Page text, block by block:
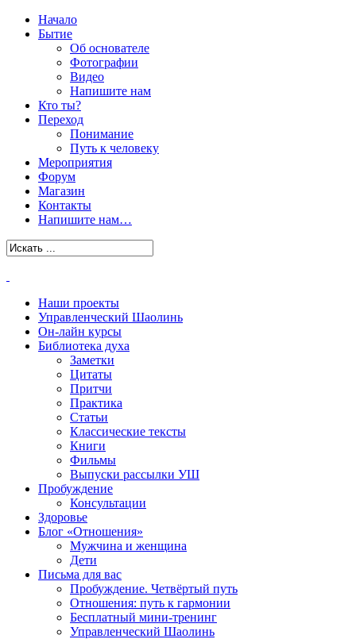
Начало
Бытие
Об основателе
Фотографии
Видео
Напишите нам
Кто ты?
Переход
Понимание
Путь к человеку
Мероприятия
Форум
Магазин
Контакты
Напишите нам…
Наши проекты
Управленческий Шаолинь
Он-лайн курсы
Библиотека духа
Заметки
Цитаты
Притчи
Практика
Статьи
Классические тексты
Книги
Фильмы
Выпуски рассылки УШ
Пробуждение
Консультации
Здоровье
Блог «Отношения»
Мужчина и женщина
Дети
Письма для вас
Пробуждение. Четвёртый путь
Отношения: путь к гармонии
Бесплатный мини-тренинг
Управленческий Шаолинь